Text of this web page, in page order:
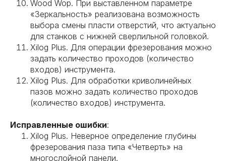
Wood Wop. При выставленном параметре
«Зеркальность» реализована возможность
выбора смены пласти отверстий, что актуально
для станков с нижней сверлильной головкой.
Xilog Plus. Для операции фрезерования можно
задать количество проходов (количество
входов) инструмента.
Xilog Plus. Для обработки криволинейных
пазов можно задать количество проходов
(количество входов) инструмента.
Исправленные ошибки:
Xilog Plus. Неверное определение глубины
фрезерования паза типа «Четверть» на
многослойной панели.